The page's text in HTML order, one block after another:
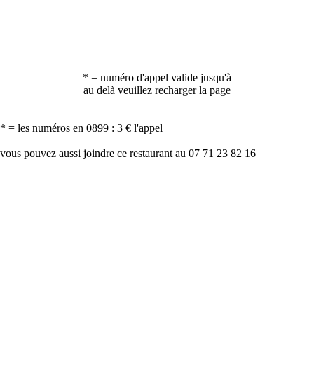
* = numéro d'appel valide jusqu'à
au delà veuillez recharger la page
* = les numéros en 0899 : 3 € l'appel
vous pouvez aussi joindre ce restaurant au 07 71 23 82 16